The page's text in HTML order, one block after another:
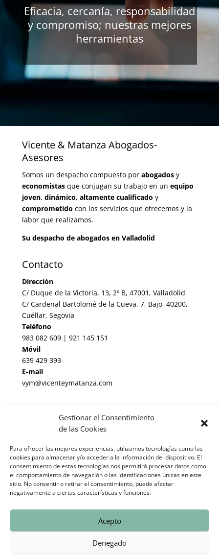
Gestionar el Consentimiento
de las Cookies
Para ofrecer las mejores experiencias, utilizamos tecnologías como las
cookies para almacenar y/o acceder a la información del dispositivo. El
consentimiento de estas tecnologías nos permitirá procesar datos como
el comportamiento de navegación o las identificaciones únicas en este
sitio. No consentir o retirar el consentimiento, puede afectar
negativamente a ciertas características y funciones.
Acepto
Denegado
Eficacia, cercanía, responsabilidad
y compromiso; nuestras mejores
herramientas
Vicente & Matanza Abogados-
Asesores
Somos un despacho compuesto por abogadosy
economistasque conjugan su trabajo en un equipo
joven, dinámico, altamente cualificado y
comprometido con los servicios que ofrecemos y la
labor que realizamos.
Su despacho de abogados en Valladolid
Contacto
Dirección
C/ Duque de la Victoria, 13, 2º B, 47001, Valladolid
C/ Cardenal Bartolomé de la Cueva, 7, Bajo, 40200,
Cuéllar, Segovia
Teléfono
983 082 609 | 921 145 151
Móvil
639 429 393
E-mail
vym@vicenteymatanza.com
Noticias Jurídicas
BOP de Valladolid
BOE
Informes periciales cláusula suelo España
© 2025 Vicente & Matanza Abogados-Asesores |
Eweb Diseño y Posicionamiento